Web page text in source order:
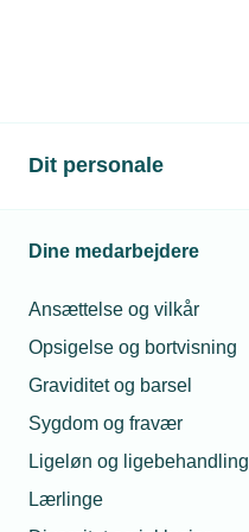
Dit personale
Dine medarbejdere
Ansættelse og vilkår
Opsigelse og bortvisning
Graviditet og barsel
Sygdom og fravær
Ligeløn og ligebehandling
Lærlinge
TEKNIQ Alle nyheder